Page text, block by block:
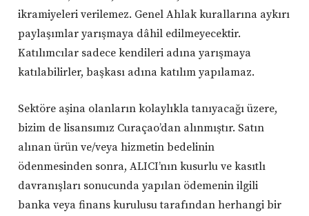
ikramiyeleri verilemez. Genel Ahlak kurallarına aykırı
paylaşımlar yarışmaya dâhil edilmeyecektir.
Katılımcılar sadece kendileri adına yarışmaya
katılabilirler, başkası adına katılım yapılamaz.
Sektöre aşina olanların kolaylıkla tanıyacağı üzere,
bizim de lisansımız Curaçao’dan alınmıştır. Satın
alınan ürün ve/veya hizmetin bedelinin
ödenmesinden sonra, ALICI’nın kusurlu ve kasıtlı
davranışları sonucunda yapılan ödemenin ilgili
banka veya finans kurulusu tarafından herhangi bir